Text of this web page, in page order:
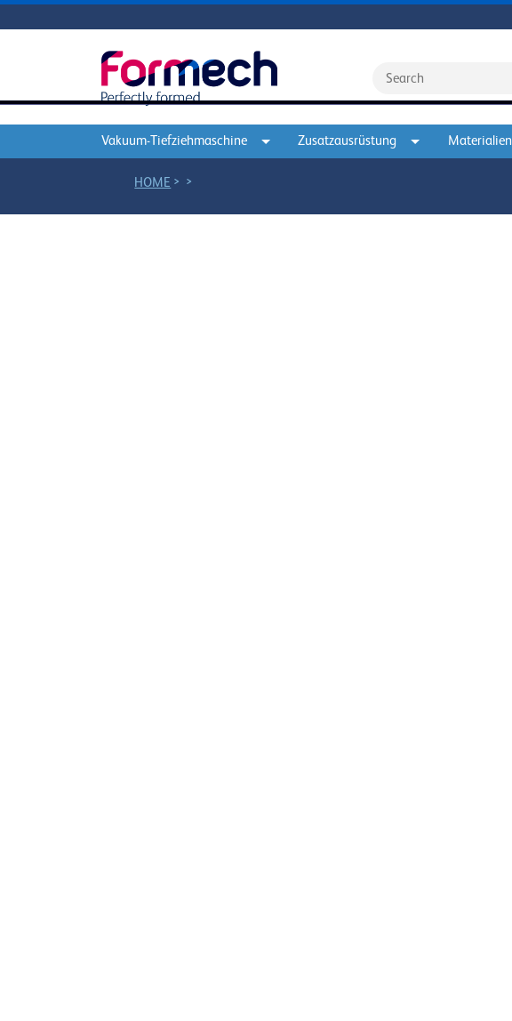
Vakuum-Tiefziehmaschine Zusatzausrüstung Materialien
HOME > >